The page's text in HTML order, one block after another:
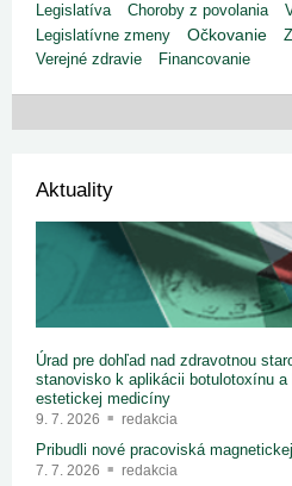
Legislatíva Choroby z povolania
Legislatívne zmeny
Očkovanie
Verejné zdravie Financovanie
Aktuality
Úrad pre dohľad nad zdravotnou
stanovisko k aplikácii botulotoxínu
estetickej medicíny
9. 7. 2026 redakcia
Pribudli nové pracoviská
7. 7. 2026 redakcia